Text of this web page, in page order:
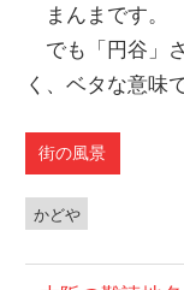
まんまです。
でも「円谷」
く、ベタな意味
街の風景
かどや